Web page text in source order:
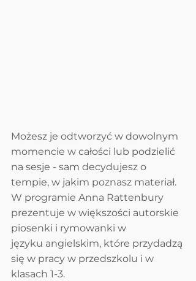
Możesz je odtworzyć w dowolnym
momencie w całości lub podzielić
na sesje - sam decydujesz o
tempie, w jakim poznasz materiał.
W programie Anna Rattenbury
prezentuje w większości autorskie
piosenki i rymowanki w
języku angielskim, które przydadzą
się w pracy w przedszkolu i w
klasach 1-3.